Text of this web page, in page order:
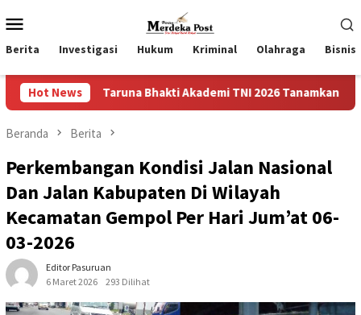
ke
kontenMobile
Berita Investigasi Hukum Kriminal Olahraga Bisnis
Hot News
Taruna Bhakti Akademi TNI 2026 Tanamkan Karakter dan
Beranda Berita
Perkembangan Kondisi Jalan Nasional
Dan Jalan Kabupaten Di Wilayah
Kecamatan Gempol Per Hari Jum’at 06-
03-2026
Editor Pasuruan
6 Maret 2026
293 Dilihat